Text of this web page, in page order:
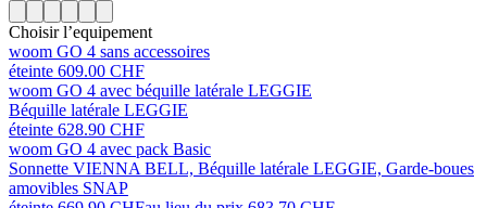
Choisir l’equipement
woom GO 4 sans accessoires
éteinte 609.00 CHF
woom GO 4 avec béquille latérale LEGGIE
Béquille latérale LEGGIE
éteinte 628.90 CHF
woom GO 4 avec pack Basic
Sonnette VIENNA BELL, Béquille latérale LEGGIE, Garde-boues
amovibles SNAP